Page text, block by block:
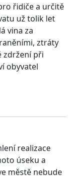
řidiče a určitě
už tolik let
vina za
ztráty
zdržení při
obyvatel
realizace
úseku a
městě nebude